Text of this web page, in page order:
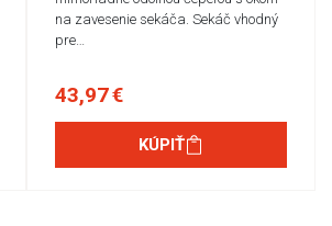
na zavesenie sekáča. Sekáč vhodný
pre…
43,97 €
KÚPIŤ